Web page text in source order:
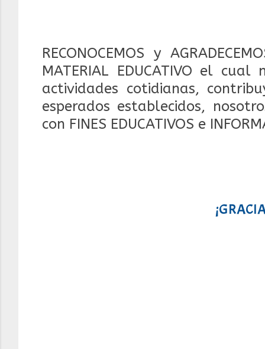
RECONOCEMOS y
MATERIAL EDUCATIVO el
actividades cotidianas,
esperados establecidos,
con FINES EDUCATIVOS e